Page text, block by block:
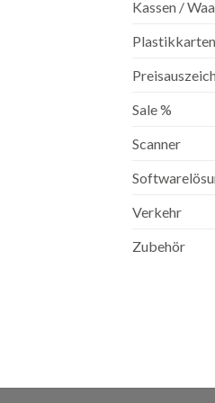
Kassen /
Sale %
Scanner
Verkehr
Zubehör